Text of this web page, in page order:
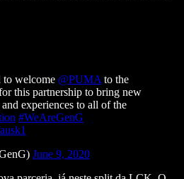
to welcome @PUMA to the
this partnership to bring new
experiences to all of the
#WeAreGenG
June 9, 2020